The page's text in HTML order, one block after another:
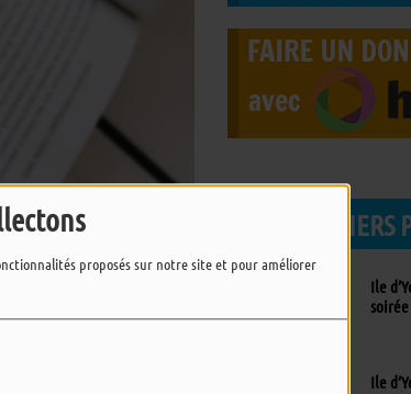
proposés sur notre site et pour améliorer
LES DERNIERS
Ile
Ile